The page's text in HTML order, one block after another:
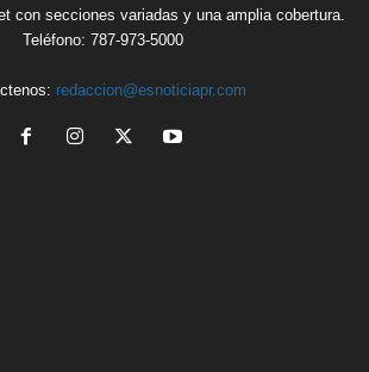
con secciones variadas y una amplia cobertura.
Teléfono: 787-973-5000
redaccion@esnoticiapr.com